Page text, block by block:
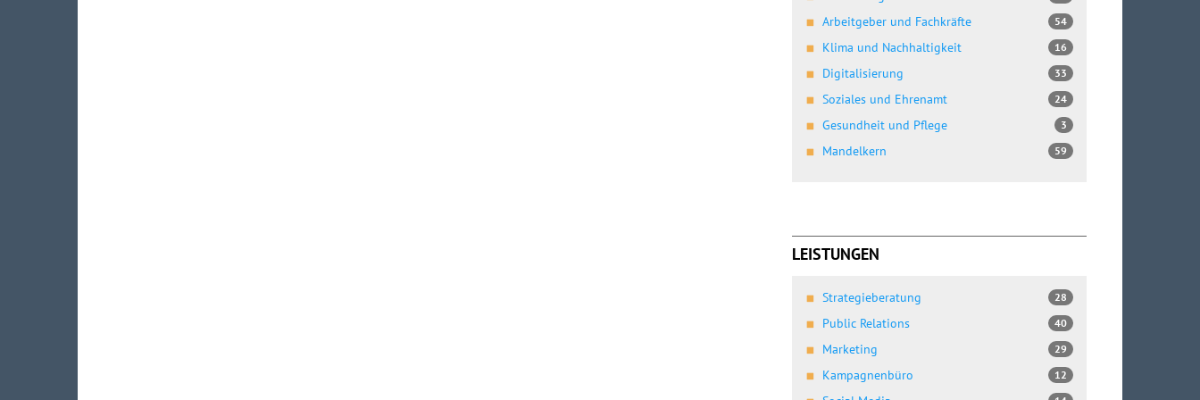
Arbeitgeber und Fachkräfte 54
Klima und Nachhaltigkeit 16
Digitalisierung 33
Soziales und Ehrenamt 24
Gesundheit und Pflege 3
Mandelkern 59
LEISTUNGEN
Strategieberatung 28
Public Relations 40
Marketing 29
Kampagnenbüro 12